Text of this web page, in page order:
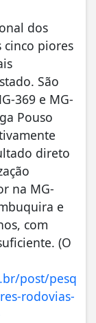
dos
cinco piores
São
369 e MG-
Pouso
direto
na MG-
e
com
(O
post/pesq
rodovias-